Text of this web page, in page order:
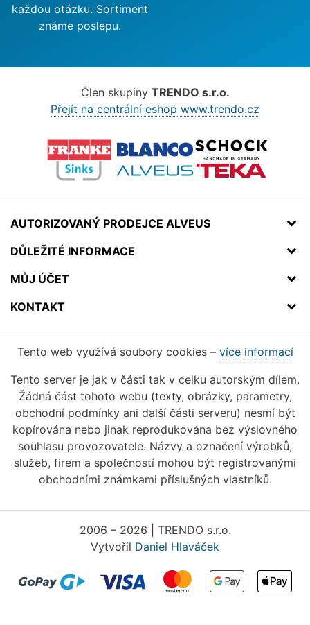
každou otázku. Sortiment
známe poslepu.
Člen skupiny TRENDO s.r.o.
Přejít na centrální eshop www.trendo.cz
AUTORIZOVANÝ PRODEJCE ALVEUS
DŮLEŽITÉ INFORMACE
MŮJ ÚČET
KONTAKT
Tento web využívá soubory cookies – více informací
Tento server je jak v části tak v celku autorským dílem.
Žádná část tohoto webu (texty, obrázky, parametry,
obchodní podmínky ani další části serveru) nesmí být
kopírována nebo jinak reprodukována bez výslovného
souhlasu provozovatele. Názvy a označení výrobků,
služeb, firem a společností mohou být registrovanými
obchodními známkami příslušných vlastníků.
2006 – 2026 | TRENDO s.r.o.
Vytvořil Daniel Hlaváček